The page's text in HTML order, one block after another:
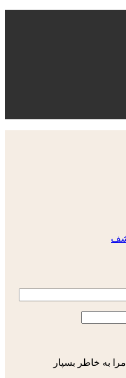
مرا به خاطر بسپار